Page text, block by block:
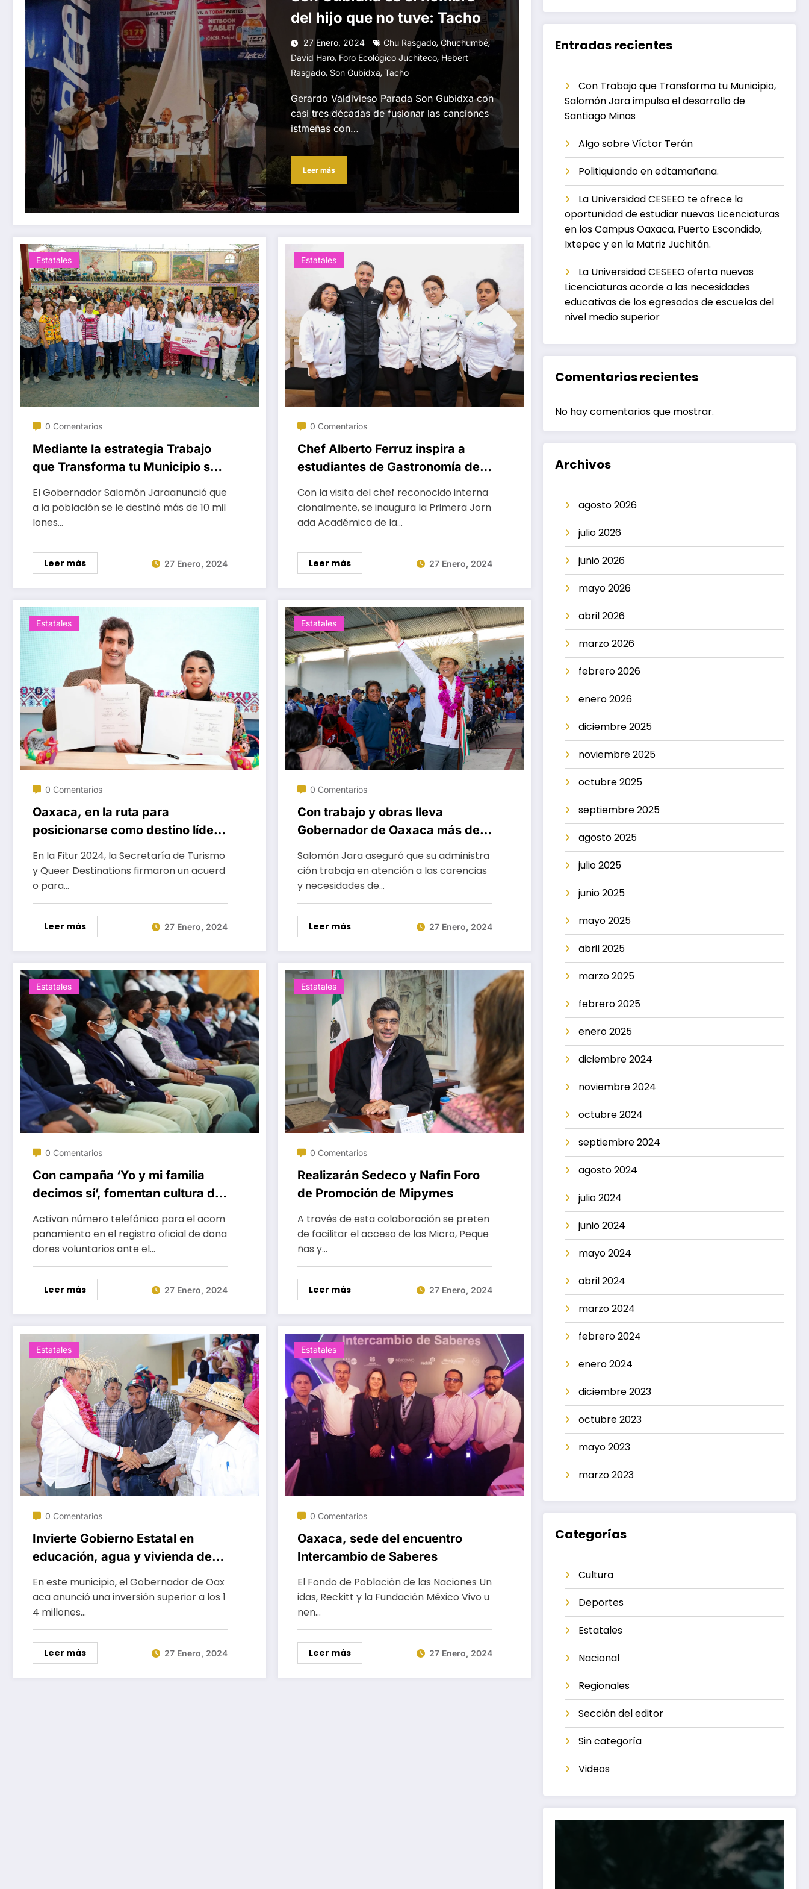
del hijo que no tuve: Tacho
27 Enero, 2024 Chu Rasgado, Chuchumbé,
David Haro, Foro Ecológico Juchiteco, Hebert
Rasgado, Son Gubidxa, Tacho
Gerardo Valdivieso Parada Son Gubidxa con
casi tres décadas de fusionar las canciones
istmeñas con…
Leer más
Estatales
0 Comentarios
Mediante la estrategia Trabajo
que Transforma tu Municipio se
impulsa el desarrollo de San
Agustín Tlacotepec
El Gobernador Salomón Jaraanunció que
a la población se le destinó más de 10 mil
lones…
Leer más 27 Enero, 2024
Estatales
0 Comentarios
Chef Alberto Ferruz inspira a
estudiantes de Gastronomía de
la UTVCO
Con la visita del chef reconocido interna
cionalmente, se inaugura la Primera Jorn
ada Académica de la…
Leer más 27 Enero, 2024
Estatales
0 Comentarios
Oaxaca, en la ruta para
posicionarse como destino líder
en turismo LGBTQ+
En la Fitur 2024, la Secretaría de Turismo
y Queer Destinations firmaron un acuerd
o para…
Leer más 27 Enero, 2024
Estatales
0 Comentarios
Con trabajo y obras lleva
Gobernador de Oaxaca más de
10 mdp a San Mateo Peñasco
Salomón Jara aseguró que su administra
ción trabaja en atención a las carencias
y necesidades de…
Leer más 27 Enero, 2024
Estatales
0 Comentarios
Con campaña ‘Yo y mi familia
decimos sí’, fomentan cultura de
donación de órganos
Activan número telefónico para el acom
pañamiento en el registro oficial de dona
dores voluntarios ante el…
Leer más 27 Enero, 2024
Estatales
0 Comentarios
Realizarán Sedeco y Nafin Foro
de Promoción de Mipymes
A través de esta colaboración se preten
de facilitar el acceso de las Micro, Peque
ñas y…
Leer más 27 Enero, 2024
Estatales
0 Comentarios
Invierte Gobierno Estatal en
educación, agua y vivienda de
Santa María Yosoyúa
En este municipio, el Gobernador de Oax
aca anunció una inversión superior a los 1
4 millones…
Leer más 27 Enero, 2024
Estatales
0 Comentarios
Oaxaca, sede del encuentro
Intercambio de Saberes
El Fondo de Población de las Naciones Un
idas, Reckitt y la Fundación México Vivo u
nen…
Leer más 27 Enero, 2024
Entradas recientes
Con Trabajo que Transforma tu Municipio,
Salomón Jara impulsa el desarrollo de
Santiago Minas
Algo sobre Víctor Terán
Politiquiando en edtamañana.
La Universidad CESEEO te ofrece la
oportunidad de estudiar nuevas Licenciaturas
en los Campus Oaxaca, Puerto Escondido,
Ixtepec y en la Matriz Juchitán.
La Universidad CESEEO oferta nuevas
Licenciaturas acorde a las necesidades
educativas de los egresados de escuelas del
nivel medio superior
Comentarios recientes
No hay comentarios que mostrar.
Archivos
agosto 2026
julio 2026
junio 2026
mayo 2026
abril 2026
marzo 2026
febrero 2026
enero 2026
diciembre 2025
noviembre 2025
octubre 2025
septiembre 2025
agosto 2025
julio 2025
junio 2025
mayo 2025
abril 2025
marzo 2025
febrero 2025
enero 2025
diciembre 2024
noviembre 2024
octubre 2024
septiembre 2024
agosto 2024
julio 2024
junio 2024
mayo 2024
abril 2024
marzo 2024
febrero 2024
enero 2024
diciembre 2023
octubre 2023
mayo 2023
marzo 2023
Categorías
Cultura
Deportes
Estatales
Nacional
Regionales
Sección del editor
Sin categoría
Videos